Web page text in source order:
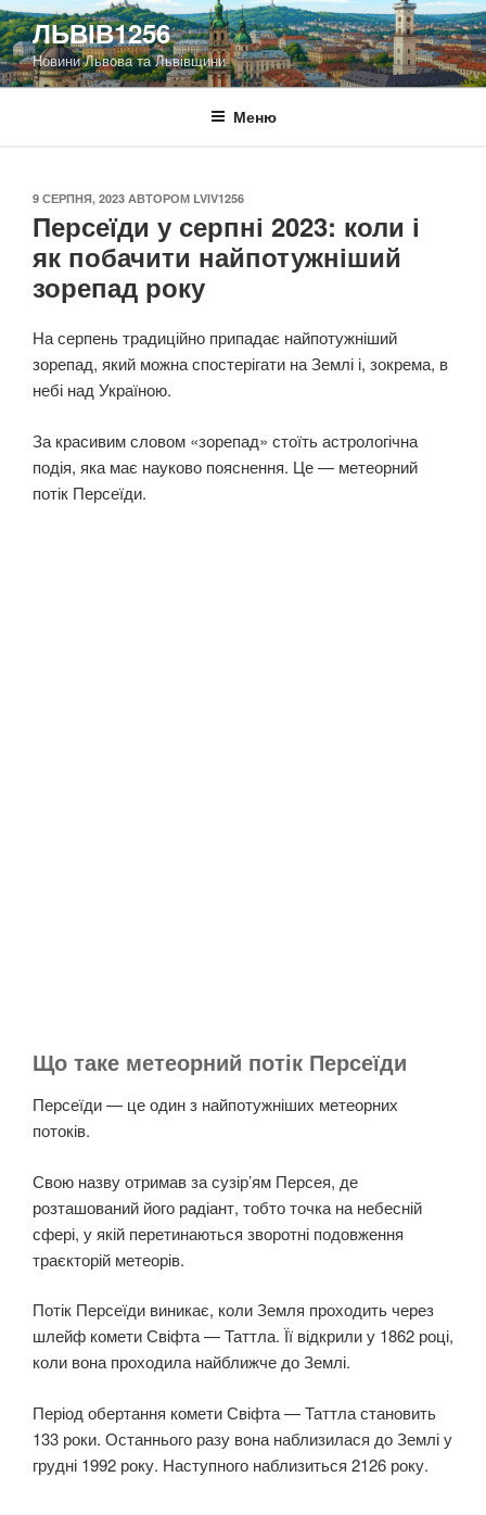
Перейти
до
вмісту
ЛЬВІВ1256
Новини Львова та Львівщини
Меню
ОПУБЛІКОВАНО
9 СЕРПНЯ, 2023 АВТОРОМ LVIV1256
Персеїди у серпні 2023: коли і
як побачити найпотужніший
зорепад року
На серпень традиційно припадає найпотужніший
зорепад, який можна спостерігати на Землі і, зокрема, в
небі над Україною.
За красивим словом «зорепад» стоїть астрологічна
подія, яка має науково пояснення. Це — метеорний
потік Персеїди.
Що таке метеорний потік Персеїди
Персеїди — це один з найпотужніших метеорних
потоків.
Свою назву отримав за сузір’ям Персея, де
розташований його радіант, тобто точка на небесній
сфері, у якій перетинаються зворотні подовження
траєкторій метеорів.
Потік Персеїди виникає, коли Земля проходить через
шлейф комети Свіфта — Таттла. Її відкрили у 1862 році,
коли вона проходила найближче до Землі.
Період обертання комети Свіфта — Таттла становить
133 роки. Останнього разу вона наблизилася до Землі у
грудні 1992 року. Наступного наблизиться 2126 року.